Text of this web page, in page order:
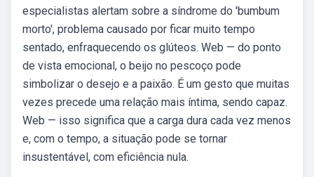
especialistas alertam sobre a síndrome do 'bumbum
morto', problema causado por ficar muito tempo
sentado, enfraquecendo os glúteos. Web — do ponto
de vista emocional, o beijo no pescoço pode
simbolizar o desejo e a paixão. É um gesto que muitas
vezes precede uma relação mais íntima, sendo capaz.
Web — isso significa que a carga dura cada vez menos
e, com o tempo, a situação pode se tornar
insustentável, com eficiência nula.